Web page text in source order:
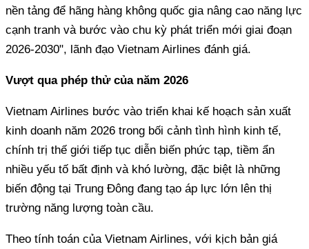
nền tảng để hãng hàng không quốc gia nâng cao năng lực
cạnh tranh và bước vào chu kỳ phát triển mới giai đoạn
2026-2030", lãnh đạo Vietnam Airlines đánh giá.
Vượt qua phép thử của năm 2026
Vietnam Airlines bước vào triển khai kế hoạch sản xuất
kinh doanh năm 2026 trong bối cảnh tình hình kinh tế,
chính trị thế giới tiếp tục diễn biến phức tạp, tiềm ẩn
nhiều yếu tố bất định và khó lường, đặc biệt là những
biến động tại Trung Đông đang tạo áp lực lớn lên thị
trường năng lượng toàn cầu.
Theo tính toán của Vietnam Airlines, với kịch bản giá